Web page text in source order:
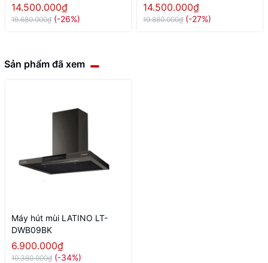
14.500.000₫
19.680.000₫ (-26%)
14.500.000₫
19.880.000₫ (-27%)
Sản phẩm đã xem
Máy hút mùi LATINO LT-
DWB09BK
6.900.000₫
10.380.000₫ (-34%)